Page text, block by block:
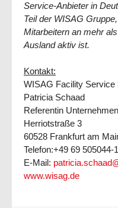
Service-Anbieter in
Teil der WISAG
Mitarbeitern an mehr
Ausland aktiv ist.
Kontakt:
WISAG Facility Service
Patricia Schaad
Referentin
Herriotstraße 3
60528 Frankfurt am
Telefon:+49 69 505044-
E-Mail:
www.wisag.de